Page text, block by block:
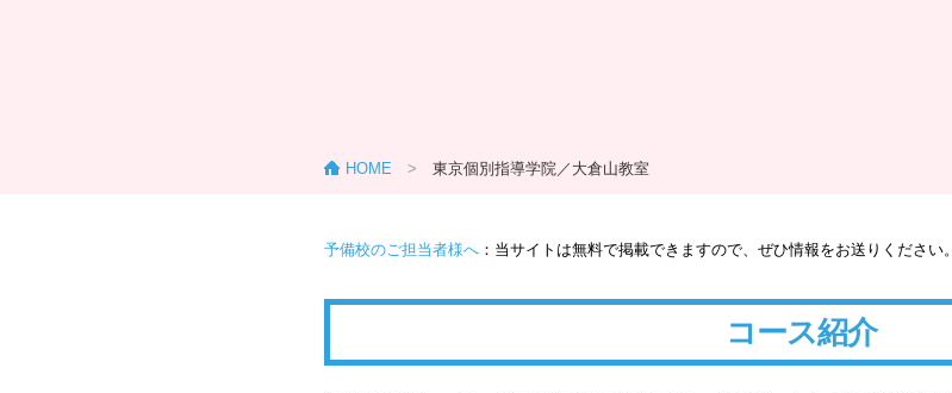
HOME > 東京個別指導学院／大倉山教室
予備校のご担当者様へ ：当サイトは無料で掲載できますので、ぜひ情報をお送りください。
コース紹介